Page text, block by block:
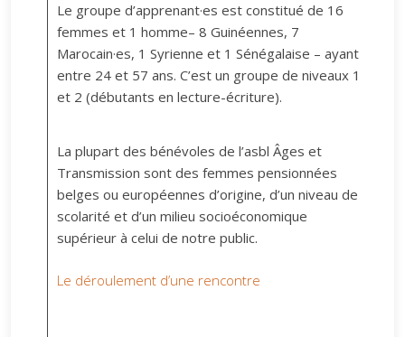
Le groupe d’apprenant·es est constitué de 16
femmes et 1 homme– 8 Guinéennes, 7
Marocain·es, 1 Syrienne et 1 Sénégalaise – ayant
entre 24 et 57 ans. C’est un groupe de niveaux 1
et 2 (débutants en lecture-écriture).
La plupart des bénévoles de l’asbl Âges et
Transmission sont des femmes pensionnées
belges ou européennes d’origine, d’un niveau de
scolarité et d’un milieu socioéconomique
supérieur à celui de notre public.
Le déroulement d’une rencontre